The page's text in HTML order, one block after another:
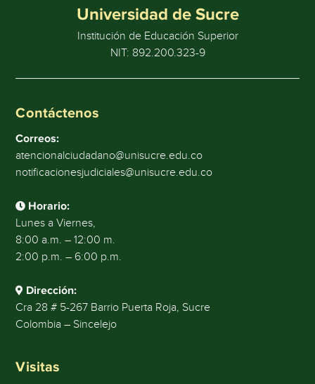
Universidad de Sucre
Institución de Educación Superior
NIT: 892.200.323-9
Contáctenos
Correos:
atencionalciudadano@unisucre.edu.co
notificacionesjudiciales@unisucre.edu.co
Horario:
Lunes a Viernes,
8:00 a.m. – 12:00 m.
2:00 p.m. – 6:00 p.m.
Dirección:
Cra 28 # 5-267 Barrio Puerta Roja, Sucre
Colombia – Sincelejo
Visitas